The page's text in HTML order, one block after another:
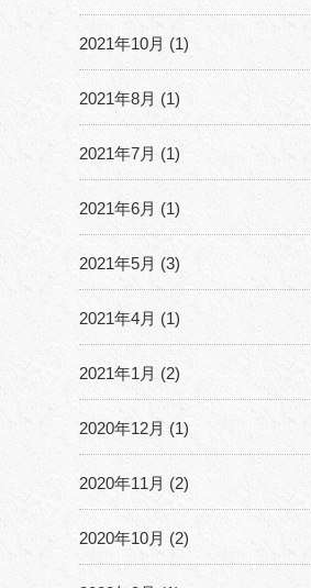
2021年10月 (1)
2021年8月 (1)
2021年7月 (1)
2021年6月 (1)
2021年5月 (3)
2021年4月 (1)
2021年1月 (2)
2020年12月 (1)
2020年11月 (2)
2020年10月 (2)